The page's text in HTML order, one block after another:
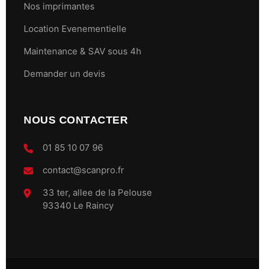
Nos imprimantes
Location Evenementielle
Maintenance & SAV sous 4h
Demander un devis
NOUS CONTACTER
01 85 10 07 96
contact@scanpro.fr
33 ter, allee de la Pelouse
93340 Le Raincy